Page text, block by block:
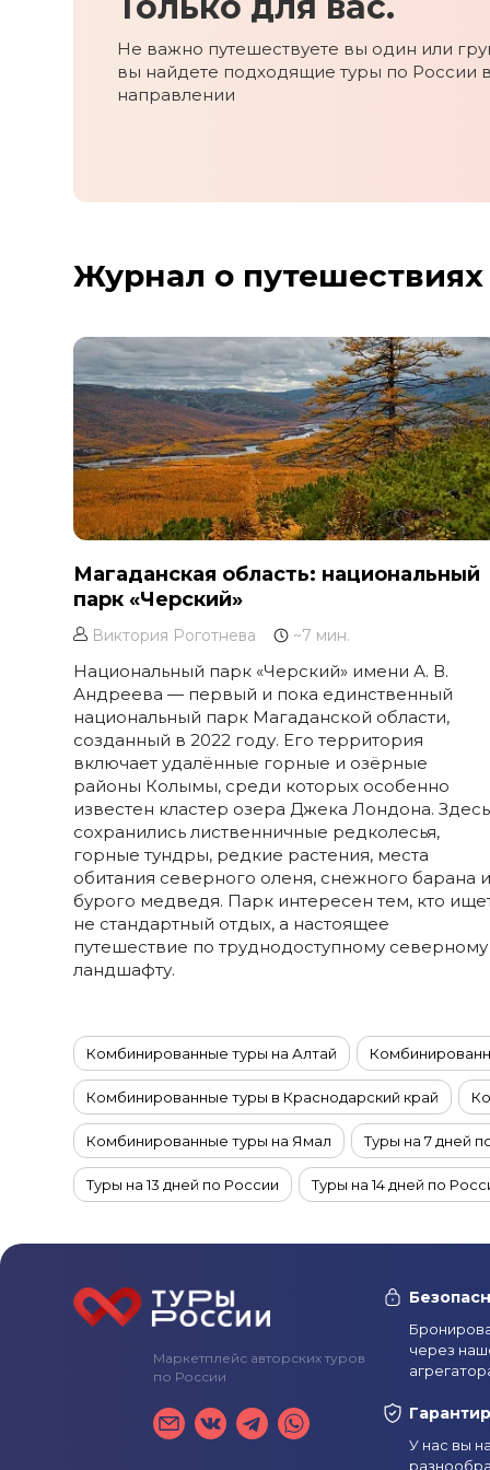
Ставропольский край
Татарстан
Териберка
Тыва
Хакасия
Шантарские Острова
Якутия
Якутск
Ямал
Не важно путешествуете вы один или
вы найдете подходящие туры по России
направлении
Журнал о путешествиях
Магаданская область: национальный
парк «Черский»
Виктория Роготнева ~7 мин.
Национальный парк «Черский» имени А. В.
Андреева — первый и пока единственный
национальный парк Магаданской области,
созданный в 2022 году. Его территория
включает удалённые горные и озёрные
районы Колымы, среди которых особенно
известен кластер озера Джека Лондона. Здесь
сохранились лиственничные редколесья,
горные тундры, редкие растения, места
обитания северного оленя, снежного барана и
бурого медведя. Парк интересен тем, кто
не стандартный отдых, а настоящее
путешествие по труднодоступному северному
ландшафту.
Комбинированные туры на Алтай
Комбинированные туры в Краснодарский край
Комбинированные туры на Ямал Туры на 7 дней
Туры на 13 дней по России Туры на 14 дней по
Туры по России из Санкт-Петербурга
Туры на Байкал на двоих Туры на Алтай из Санкт-
Туры по России из
Маркетплейс авторских туров
по России
через
У нас вы